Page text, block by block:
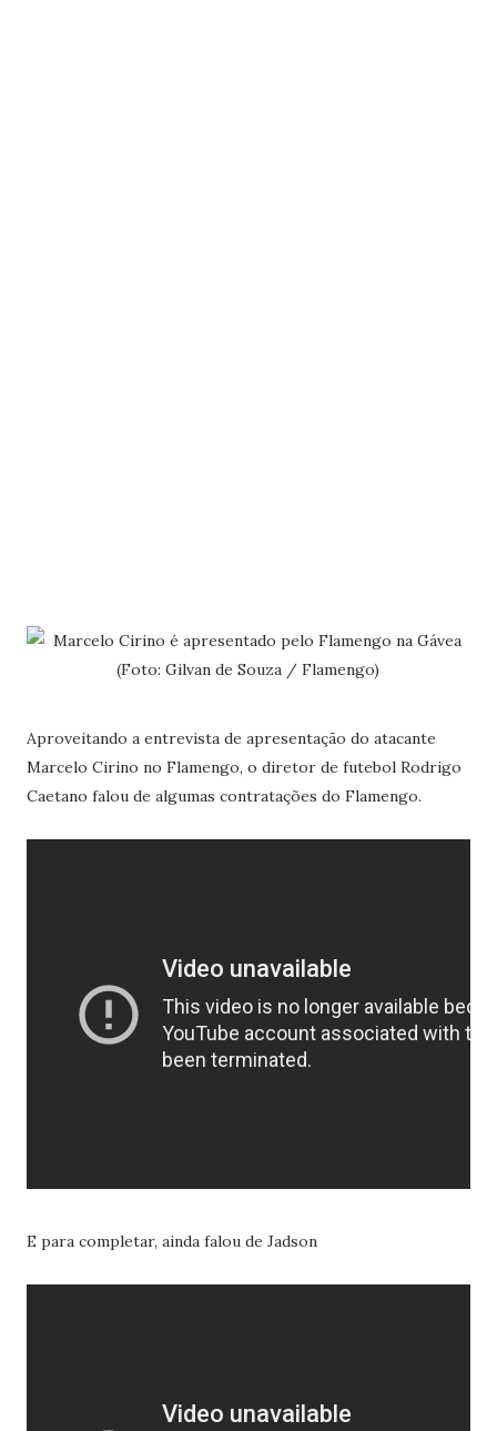
Aproveitando a entrevista de apresentação do atacante
Marcelo Cirino no Flamengo, o diretor de futebol Rodrigo
Caetano falou de algumas contratações do Flamengo.
E para completar, ainda falou de Jadson